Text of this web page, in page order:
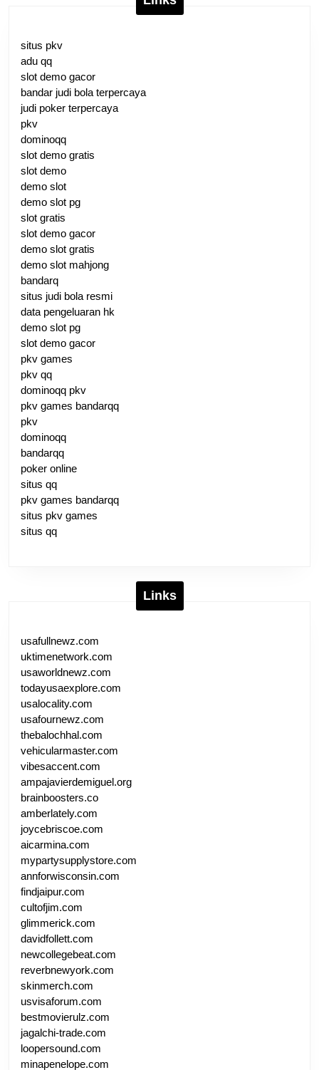
situs pkv
adu qq
slot demo gacor
bandar judi bola terpercaya
judi poker terpercaya
pkv
dominoqq
slot demo gratis
slot demo
demo slot
demo slot pg
slot gratis
slot demo gacor
demo slot gratis
demo slot mahjong
bandarq
situs judi bola resmi
data pengeluaran hk
demo slot pg
slot demo gacor
pkv games
pkv qq
dominoqq pkv
pkv games bandarqq
pkv
dominoqq
bandarqq
poker online
situs qq
pkv games bandarqq
situs pkv games
situs qq
Links
usafullnewz.com
uktimenetwork.com
usaworldnewz.com
todayusaexplore.com
usalocality.com
usafournewz.com
thebalochhal.com
vehicularmaster.com
vibesaccent.com
ampajavierdemiguel.org
brainboosters.co
amberlately.com
joycebriscoe.com
aicarmina.com
mypartysupplystore.com
annforwisconsin.com
findjaipur.com
cultofjim.com
glimmerick.com
davidfollett.com
newcollegebeat.com
reverbnewyork.com
skinmerch.com
usvisaforum.com
bestmovierulz.com
jagalchi-trade.com
loopersound.com
minapenelope.com